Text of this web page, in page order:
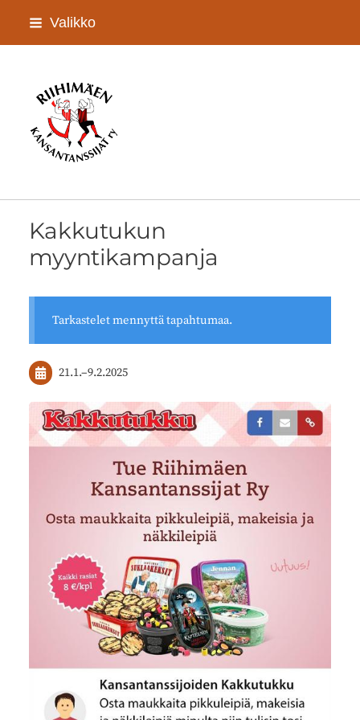
Siirry
Valikko
Riihimäen Kansantanssijat ry
Kakkutukun
myyntikampanja
Tarkastelet mennyttä tapahtumaa.
21.1.–9.2.2025